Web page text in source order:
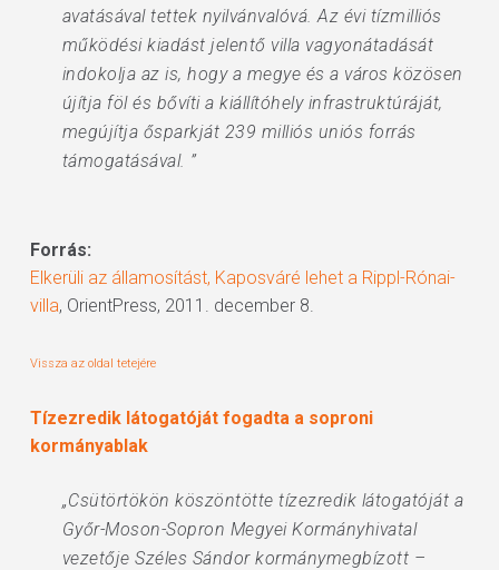
avatásával tettek nyilvánvalóvá. Az évi tízmilliós
működési kiadást jelentő villa vagyonátadását
indokolja az is, hogy a megye és a város közösen
újítja föl és bővíti a kiállítóhely infrastruktúráját,
megújítja ősparkját 239 milliós uniós forrás
támogatásával. ”
Forrás:
Elkerüli az államosítást, Kaposváré lehet a Rippl-Rónai-
villa, OrientPress, 2011. december 8.
Vissza az oldal tetejére
Tízezredik látogatóját fogadta a soproni
kormányablak
„Csütörtökön köszöntötte tízezredik látogatóját a
Győr-Moson-Sopron Megyei Kormányhivatal
vezetője Széles Sándor kormánymegbízott –